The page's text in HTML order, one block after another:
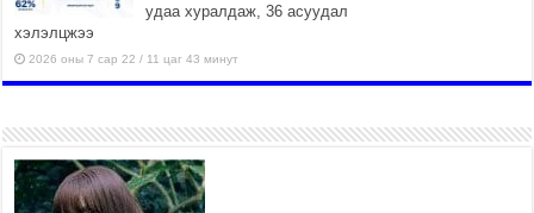
удаа хуралдаж, 36 асуудал
хэлэлцжээ
2026 оны 7 сар 22 / 11 цаг 43 минут
боломжтой-Хүүхэд хөгжүүлэх
төв” байгуулах төсөлд төр,
хувийн хэвшлийн түншлэлийн хүрээнд хамтран
ажиллахыг урьж байна